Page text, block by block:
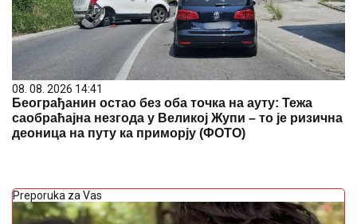
08. 08. 2026 14:41
Београђанин остао без оба точка на ауту: Тежа
саобраћајна незгода у Великој Жупи – то је ризична
деоница на путу ка приморју (ФОТО)
Preporuka za Vas